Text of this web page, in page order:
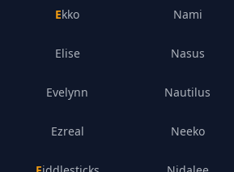
Ekko
Elise
Evelynn
Ezreal
Nami
Nasus
Nautilus
Neeko